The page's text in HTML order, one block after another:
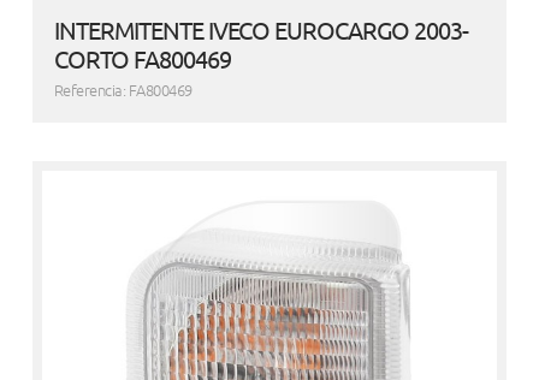
INTERMITENTE IVECO EUROCARGO 2003-
CORTO FA800469
Referencia: FA800469